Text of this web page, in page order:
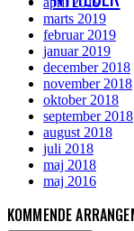
marts 2019
februar 2019
januar 2019
december 2018
november 2018
oktober 2018
september 2018
august 2018
juli 2018
maj 2018
maj 2016
KOMMENDE